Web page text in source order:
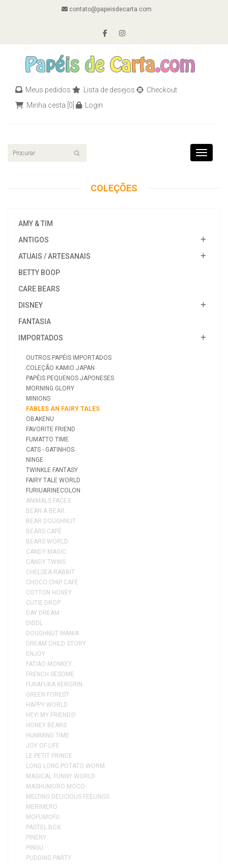
contato@papeisdecarta.com
Meus pedidos Lista de desejos
Checkout
Minha cesta [0] Login
Toggle
COLEÇÕES
AMY & TIM
ANTIGOS
ATUAIS / ARTESANAIS
BETTY BOOP
CARE BEARS
DISNEY
FANTASIA
IMPORTADOS
OUTROS PAPÉIS IMPORTADOS
COLEÇÃO KAMIO JAPAN
PAPÉIS PEQUENOS JAPONESES
MORNING GLORY
MINIONS
FABLES AN FAIRY TALES
OBAKENU
FAVORITE FRIEND
FUMATTO TIME
CATS - GATINHOS
NINGE
TWINKLE FANTASY
FAIRY TALE WORLD
FURIUARINECOLON
ANIMALS FACES
BEAN A BEAR
BEAR DOUGHNUT
BEARS CAFÉ
BEARS WORLD
CANDY MAGIC
CANDY TWINS
CHELSEA RABBIT
CHOCO CHIP CAFÉ
COTTON HONEY
CUTIE DROP
DAY DREAM
DIDDL
DOUGHNUT MANIA
DREAM CHILD STORY
ENJOY
FATIAO MONKEY
FRENCH SESOME
FUKAFUKA KERORIN
GREEN FOREST
HAPPY WORLD
HEY! MY FRIENDS!
HONEY BEARS
HUMMING TIME
JOY OF LIFE
LE PETIT PRINCE
LONG LONG POTATO WORM
MAGICAL FUNNY WORLD
MASHUMORO MOCO
MELTING DELICIOUS FEELINGS
MERIMERO
MOFUMOFU
PASTEL BOX
PINERY
PINGU
PUDDING PARTY